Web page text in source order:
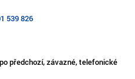
539 826
předchozí, závazné, telefonické